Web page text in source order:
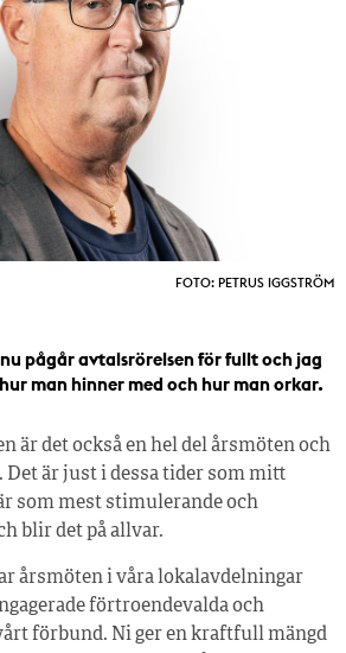
FOTO: PETRUS IGGSTRÖM
pågår avtalsrörelsen för fullt och jag
man hinner med och hur man orkar.
är det också en hel del årsmöten och
Det är just i dessa tider som mitt
som mest stimulerande och
blir det på allvar.
årsmöten i våra lokalavdelningar
förtroendevalda och
förbund. Ni ger en kraftfull mängd